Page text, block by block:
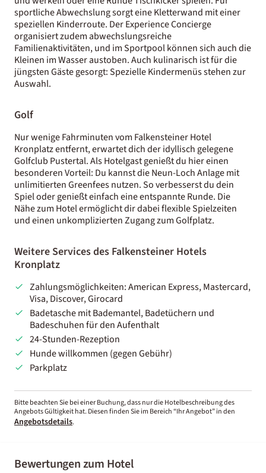
sportliche Abwechslung sorgt eine Kletterwand mit einer
speziellen Kinderroute. Der Experience Concierge
organisiert zudem abwechslungsreiche
Familienaktivitäten, und im Sportpool können sich auch die
Kleinen im Wasser austoben. Auch kulinarisch ist für die
jüngsten Gäste gesorgt: Spezielle Kindermenüs stehen zur
Auswahl.
Golf
Nur wenige Fahrminuten vom Falkensteiner Hotel
Kronplatz entfernt, erwartet dich der idyllisch gelegene
Golfclub Pustertal. Als Hotelgast genießt du hier einen
besonderen Vorteil: Du kannst die Neun-Loch Anlage mit
unlimitierten Greenfees nutzen. So verbesserst du dein
Spiel oder genießt einfach eine entspannte Runde. Die
Nähe zum Hotel ermöglicht dir dabei flexible Spielzeiten
und einen unkomplizierten Zugang zum Golfplatz.
Weitere Services des Falkensteiner Hotels
Kronplatz
Zahlungsmöglichkeiten: American Express, Mastercard,
Visa, Discover, Girocard
Badetasche mit Bademantel, Badetüchern und
Badeschuhen für den Aufenthalt
24-Stunden-Rezeption
Hunde willkommen (gegen Gebühr)
Parkplatz
Bitte beachten Sie bei einer Buchung, dass nur die Hotelbeschreibung des
Angebots Gültigkeit hat. Diesen finden Sie im Bereich “Ihr Angebot” in den
Angebotsdetails.
Bewertungen zum Hotel